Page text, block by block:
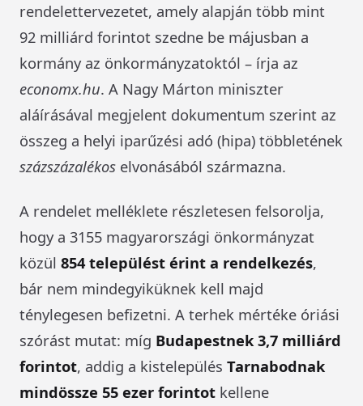
rendelettervezetet, amely alapján több mint
92 milliárd forintot szedne be májusban a
kormány az önkormányzatoktól – írja az
economx.hu. A Nagy Márton miniszter
aláírásával megjelent dokumentum szerint az
összeg a helyi iparűzési adó (hipa) többletének
százszázalékos elvonásából származna.
A rendelet melléklete részletesen felsorolja,
hogy a 3155 magyarországi önkormányzat
közül 854 települést érint a rendelkezés,
bár nem mindegyiküknek kell majd
ténylegesen befizetni. A terhek mértéke óriási
szórást mutat: míg Budapestnek 3,7 milliárd
forintot, addig a kistelepülés Tarnabodnak
mindössze 55 ezer forintot kellene